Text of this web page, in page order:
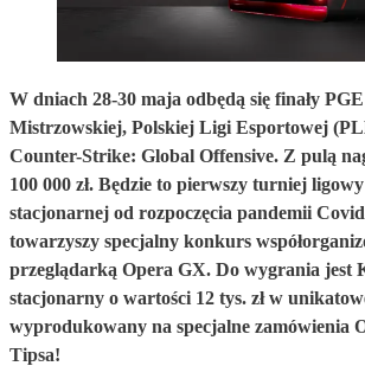
W dniach 28-30 maja odbędą się finały
Mistrzowskiej, Polskiej Ligi Esportowej
Counter-Strike: Global Offensive. Z pulą
100 000 zł. Będzie to pierwszy turniej
stacjonarnej od rozpoczęcia pandemii
towarzyszy specjalny konkurs
przeglądarką Opera GX. Do wygrania jest
stacjonarny o wartości 12 tys. zł w
wyprodukowany na specjalne zamówienia
Tipsa!